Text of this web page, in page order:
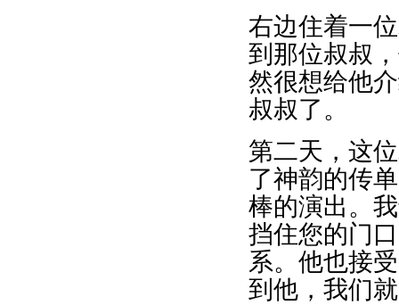
右边住着一
到那位叔叔
然很想给他
叔叔了。
第二天，这
了神韵的传
棒的演出。
挡住您的门
系。他也接
到他，我们